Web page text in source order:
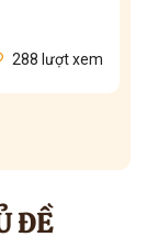
288 lượt xem
ĐỀ